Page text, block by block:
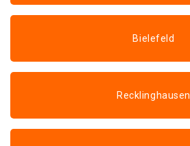
Bielefeld
Recklinghausen